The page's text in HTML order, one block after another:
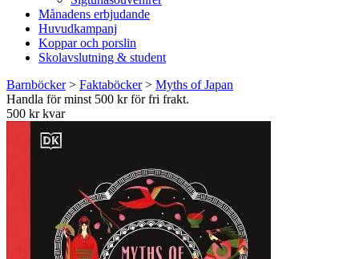
Månadens erbjudande
Huvudkampanj
Koppar och porslin
Skolavslutning & student
Barnböcker> Faktaböcker> Myths of Japan
Handla för minst 500 kr för fri frakt.
500 kr kvar